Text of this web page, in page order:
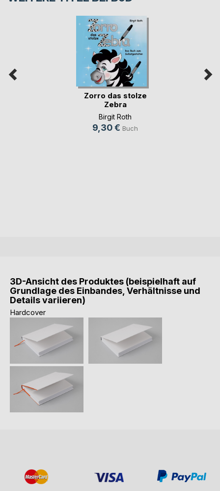
Zorro das stolze
Zebra
Birgit Roth
9,30 € Buch
3D-Ansicht des Produktes (beispielhaft auf
Grundlage des Einbandes, Verhältnisse und
Details variieren)
Hardcover